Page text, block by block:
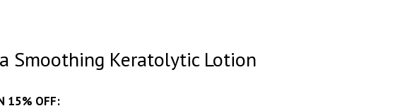
Smoothing Keratolytic Lotion
15% OFF: